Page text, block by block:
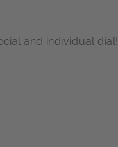
and individual dial!